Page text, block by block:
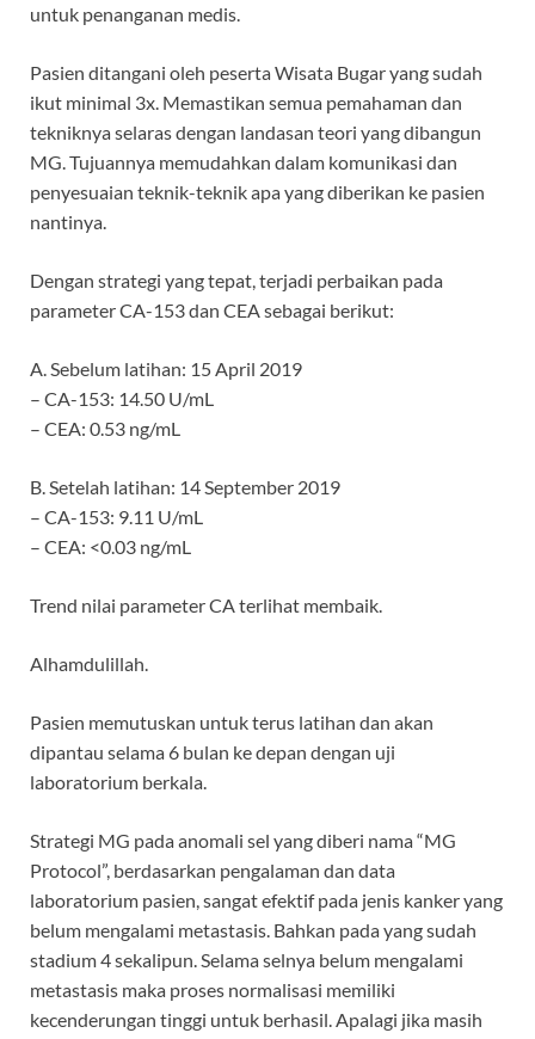
untuk penanganan medis.
Pasien ditangani oleh peserta Wisata Bugar yang sudah
ikut minimal 3x. Memastikan semua pemahaman dan
tekniknya selaras dengan landasan teori yang dibangun
MG. Tujuannya memudahkan dalam komunikasi dan
penyesuaian teknik-teknik apa yang diberikan ke pasien
nantinya.
Dengan strategi yang tepat, terjadi perbaikan pada
parameter CA-153 dan CEA sebagai berikut:
A. Sebelum latihan: 15 April 2019
– CA-153: 14.50 U/mL
– CEA: 0.53 ng/mL
B. Setelah latihan: 14 September 2019
– CA-153: 9.11 U/mL
– CEA: <0.03 ng/mL
Trend nilai parameter CA terlihat membaik.
Alhamdulillah.
Pasien memutuskan untuk terus latihan dan akan
dipantau selama 6 bulan ke depan dengan uji
laboratorium berkala.
Strategi MG pada anomali sel yang diberi nama “MG
Protocol”, berdasarkan pengalaman dan data
laboratorium pasien, sangat efektif pada jenis kanker yang
belum mengalami metastasis. Bahkan pada yang sudah
stadium 4 sekalipun. Selama selnya belum mengalami
metastasis maka proses normalisasi memiliki
kecenderungan tinggi untuk berhasil. Apalagi jika masih